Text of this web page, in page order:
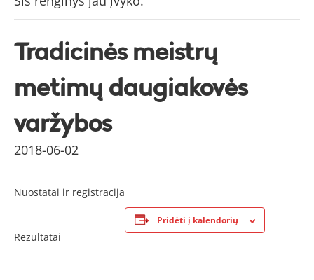
Tradicinės meistrų
metimų daugiakovės
varžybos
2018-06-02
Nuostatai ir registracija
Rezultatai
Pridėti į kalendorių